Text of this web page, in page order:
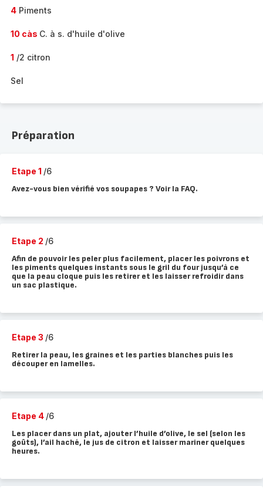
4 Piments
10 càs C. à s. d'huile d'olive
1 /2 citron
Sel
Préparation
Etape 1 /6
Avez-vous bien vérifié vos soupapes ? Voir la FAQ.
Etape 2 /6
Afin de pouvoir les peler plus facilement, placer les poivrons et
les piments quelques instants sous le gril du four jusqu’à ce
que la peau cloque puis les retirer et les laisser refroidir dans
un sac plastique.
Etape 3 /6
Retirer la peau, les graines et les parties blanches puis les
découper en lamelles.
Etape 4 /6
Les placer dans un plat, ajouter l’huile d’olive, le sel (selon les
goûts), l’ail haché, le jus de citron et laisser mariner quelques
heures.